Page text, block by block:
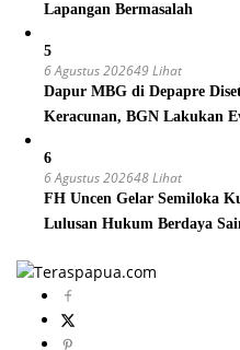
Lapangan Bermasalah
5
6 Agustus 202649 Lihat
Dapur MBG di Depapre
Keracunan, BGN Lakukan
6
6 Agustus 202648 Lihat
FH Uncen Gelar Semiloka
Lulusan Hukum Berdaya